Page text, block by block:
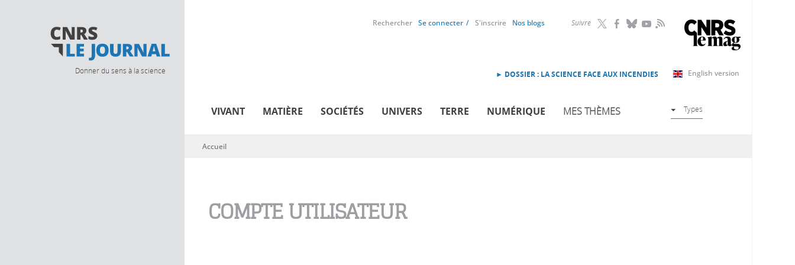
Donner du sens à la science
Suivre RSS
Rechercher Se connecter S'inscrire Nos blogs
English version
► DOSSIER : LA SCIENCE FACE AUX INCENDIES
VIVANT MATIÈRE SOCIÉTÉS UNIVERS TERRE NUMÉRIQUE MES THÈMES Types
Vous êtes ici
Accueil
COMPTE UTILISATEUR